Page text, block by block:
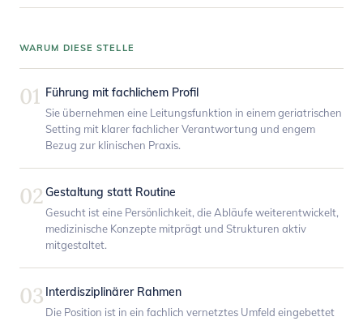
WARUM DIESE STELLE
01 Führung mit fachlichem Profil
Sie übernehmen eine Leitungsfunktion in einem geriatrischen
Setting mit klarer fachlicher Verantwortung und engem
Bezug zur klinischen Praxis.
02 Gestaltung statt Routine
Gesucht ist eine Persönlichkeit, die Abläufe weiterentwickelt,
medizinische Konzepte mitprägt und Strukturen aktiv
mitgestaltet.
03 Interdisziplinärer Rahmen
Die Position ist in ein fachlich vernetztes Umfeld eingebettet